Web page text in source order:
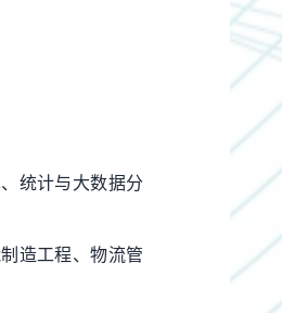
统计与大数据分
造工程、物流管